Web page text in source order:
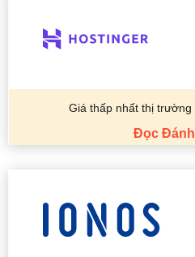
Giá thấp nhất thị trường
Đọc